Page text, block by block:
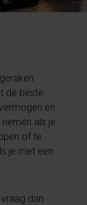
de beste
en
als je
of te
je met een
dan